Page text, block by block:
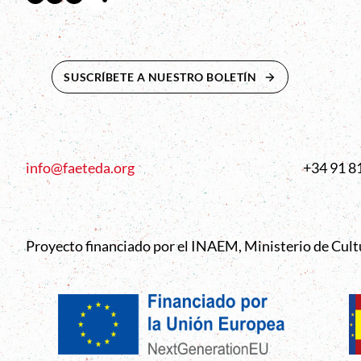
SUSCRÍBETE A NUESTRO BOLETÍN ABRE EN NUEVA
info@faeteda.org +34 91
Proyecto financiado por el INAEM, Ministerio de